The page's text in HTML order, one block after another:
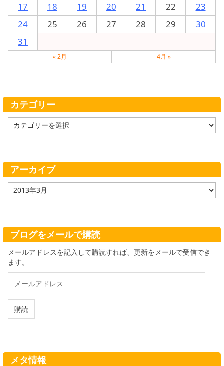
17
18 19 20 21 22
23
24
25 26 27 28 29
30
31
« 2月 4月 »
カテゴリー
テ
ー
アーカイブ
ア
ー
ブ
ブログをメールで購読
メールアドレスを記入して購読すれば、更新をメールで受信でき
ます。
ル
ド
購読
メタ情報